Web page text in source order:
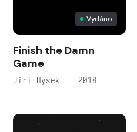
Vydáno
Finish the Damn
Game
Jiri Hysek — 2018